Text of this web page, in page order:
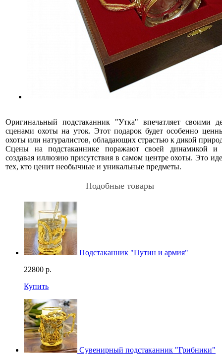
Оригинальный подстаканник "Утка" впечатляет своими
сценами охоты на уток. Этот подарок будет особенно
охоты или натуралистов, обладающих страстью к дикой
Сцены на подстаканнике поражают своей динамикой и
создавая иллюзию присутствия в самом центре охоты. Это
тех, кто ценит необычные и уникальные предметы.
Подобные товары
Подстаканник "Путин и армия"
22800 р.
Купить
Сувенирный подстаканник "Грибники"